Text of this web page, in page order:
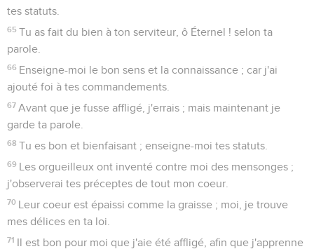
tes statuts.
65 Tu as fait du bien à ton serviteur, ô Éternel ! selon ta
parole.
66 Enseigne-moi le bon sens et la connaissance ; car j'ai
ajouté foi à tes commandements.
67 Avant que je fusse affligé, j'errais ; mais maintenant je
garde ta parole.
68 Tu es bon et bienfaisant ; enseigne-moi tes statuts.
69 Les orgueilleux ont inventé contre moi des mensonges ;
j'observerai tes préceptes de tout mon coeur.
70 Leur coeur est épaissi comme la graisse ; moi, je trouve
mes délices en ta loi.
71 Il est bon pour moi que j'aie été affligé, afin que j'apprenne